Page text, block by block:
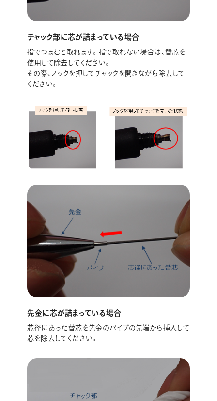
チャック部に芯が詰まっている場合
指でつまむと取れます。指で取れない場合は、替芯を
使用して除去してください。
その際、ノックを押してチャックを開きながら除去して
ください。
先金に芯が詰まっている場合
芯径にあった替芯を先金のパイプの先端から挿入して
芯を除去してください。